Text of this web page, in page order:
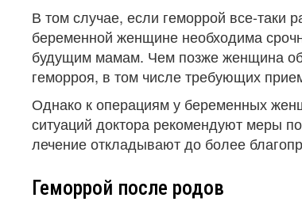
В том случае, если геморрой все-таки
беременной женщине необходима
будущим мамам. Чем позже женщина
геморроя, в том числе требующих
Однако к операциям у беременных
ситуаций доктора рекомендуют меры
лечение откладывают до более
Геморрой после родов